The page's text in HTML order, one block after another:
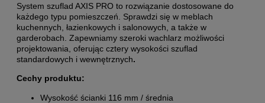
System szuflad AXIS PRO to rozwiązanie dostosowane do
każdego typu pomieszczeń. Sprawdzi się w meblach
kuchennych, łazienkowych i salonowych, a także w
garderobach. Zapewniamy szeroki wachlarz możliwości
projektowania, oferując cztery wysokości szuflad
standardowych i wewnętrznych.
Cechy produktu:
Wysokość ścianki 116 mm / średnia